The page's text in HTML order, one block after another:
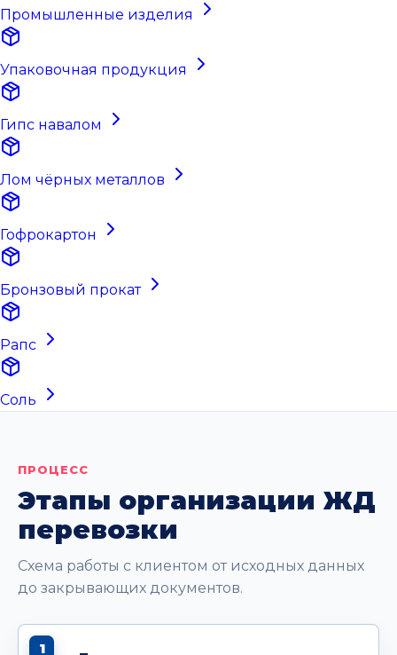
Промышленные изделия
Упаковочная продукция
Гипс навалом
Лом чёрных металлов
Гофрокартон
Бронзовый прокат
Рапс
Соль
ПРОЦЕСС
Этапы организации ЖД
перевозки
Схема работы с клиентом от исходных данных
до закрывающих документов.
1